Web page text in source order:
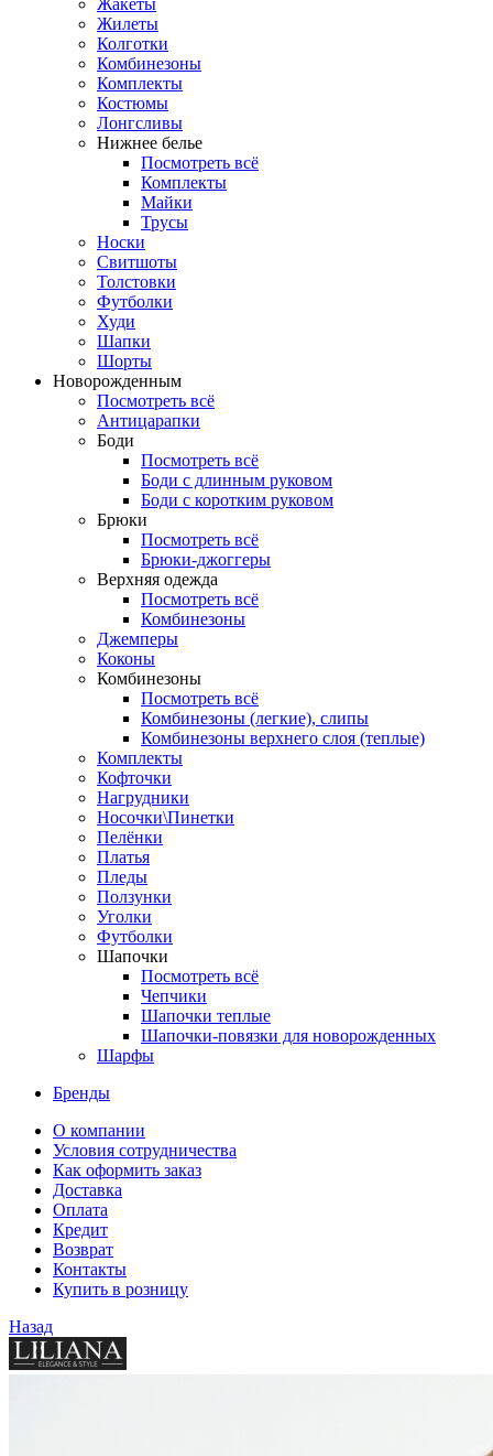
Жилеты
Колготки
Комбинезоны
Комплекты
Костюмы
Лонгсливы
Нижнее белье
Посмотреть всё
Комплекты
Майки
Трусы
Носки
Свитшоты
Толстовки
Футболки
Худи
Шапки
Шорты
Новорожденным
Посмотреть всё
Антицарапки
Боди
Посмотреть всё
Боди с длинным руковом
Боди с коротким руковом
Брюки
Посмотреть всё
Брюки-джоггеры
Верхняя одежда
Посмотреть всё
Комбинезоны
Джемперы
Коконы
Комбинезоны
Посмотреть всё
Комбинезоны (легкие), слипы
Комбинезоны верхнего слоя (теплые)
Комплекты
Кофточки
Нагрудники
Носочки\Пинетки
Пелёнки
Платья
Пледы
Ползунки
Уголки
Футболки
Шапочки
Посмотреть всё
Чепчики
Шапочки теплые
Шапочки-повязки для новорожденных
Шарфы
Бренды
О компании
Условия сотрудничества
Как оформить заказ
Доставка
Оплата
Кредит
Возврат
Контакты
Купить в розницу
Назад